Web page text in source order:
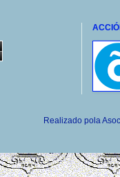
Realizado pola